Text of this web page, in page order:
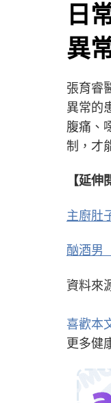
日
異
張育睿
異常的
腹痛、
制，才
【延伸
主廚肚
酗酒男
資料來
喜歡本
更多健